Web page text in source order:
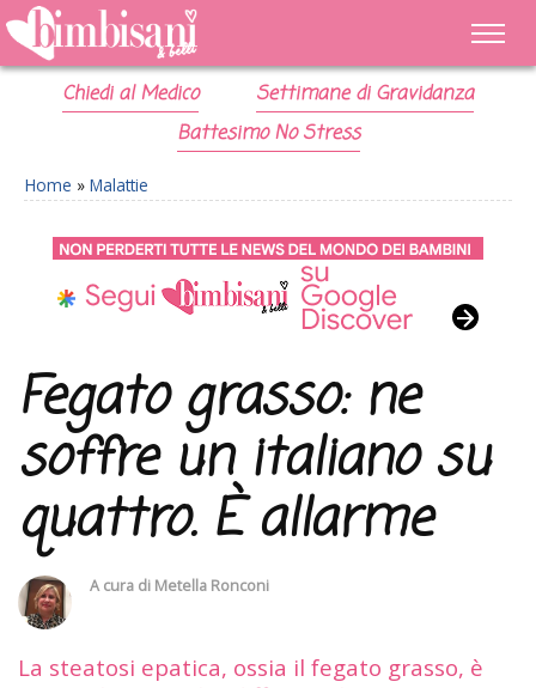
Chiedi al Medico
Settimane di Gravidanza
Battesimo No Stress
Home » Malattie
Fegato grasso: ne
soffre un italiano su
quattro. È allarme
A cura di Metella Ronconi
La steatosi epatica, ossia il fegato grasso, è